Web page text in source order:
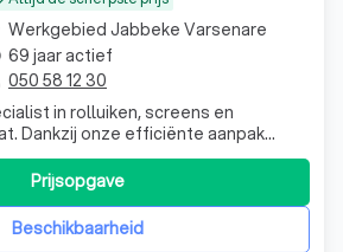
in rolluiken, screens en
Dankzij onze efficiënte aanpak
zonwering aan competitieve
service van advies tot
onze showrooms voor persoonlijk
Beschikbaarheid
Prijsopgave
Werkgebied Jabbeke Varsenare
69 jaar actief
050 58 12 30